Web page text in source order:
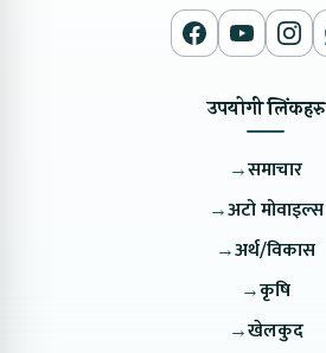
उपयोगी लिंकहरु
→समाचार
→अटो मोवाइल्स
→अर्थ/विकास
→कृषि
→खेलकुद